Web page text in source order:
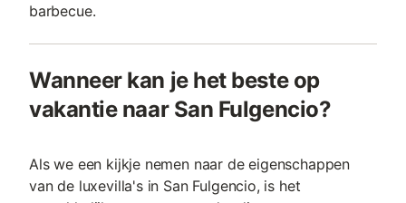
barbecue.
Wanneer kan je het beste op
vakantie naar San Fulgencio?
Als we een kijkje nemen naar de eigenschappen
van de luxevilla's in San Fulgencio, is het